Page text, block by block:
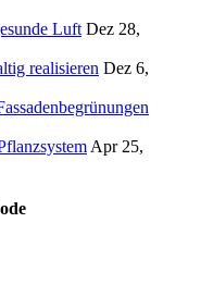
Luft Dez 28,
realisieren Dez 6,
Apr 25,